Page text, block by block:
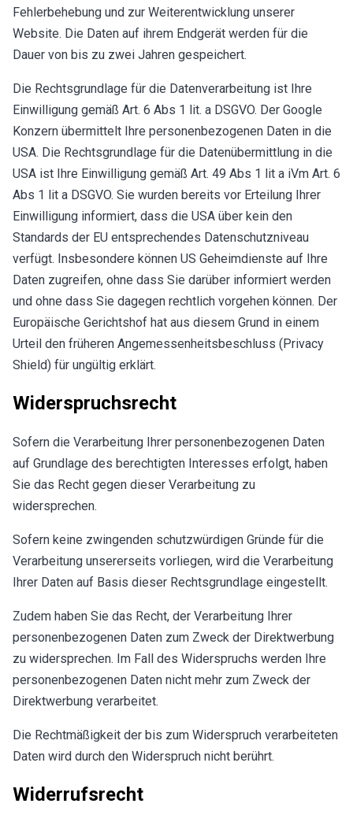
Fehlerbehebung und zur Weiterentwicklung unserer
Website. Die Daten auf ihrem Endgerät werden für die
Dauer von bis zu zwei Jahren gespeichert.
Die Rechtsgrundlage für die Datenverarbeitung ist Ihre
Einwilligung gemäß Art. 6 Abs 1 lit. a DSGVO. Der Google
Konzern übermittelt Ihre personenbezogenen Daten in die
USA. Die Rechtsgrundlage für die Datenübermittlung in die
USA ist Ihre Einwilligung gemäß Art. 49 Abs 1 lit a iVm Art. 6
Abs 1 lit a DSGVO. Sie wurden bereits vor Erteilung Ihrer
Einwilligung informiert, dass die USA über kein den
Standards der EU entsprechendes Datenschutzniveau
verfügt. Insbesondere können US Geheimdienste auf Ihre
Daten zugreifen, ohne dass Sie darüber informiert werden
und ohne dass Sie dagegen rechtlich vorgehen können. Der
Europäische Gerichtshof hat aus diesem Grund in einem
Urteil den früheren Angemessenheitsbeschluss (Privacy
Shield) für ungültig erklärt.
Widerspruchsrecht
Sofern die Verarbeitung Ihrer personenbezogenen Daten
auf Grundlage des berechtigten Interesses erfolgt, haben
Sie das Recht gegen dieser Verarbeitung zu
widersprechen.
Sofern keine zwingenden schutzwürdigen Gründe für die
Verarbeitung unsererseits vorliegen, wird die Verarbeitung
Ihrer Daten auf Basis dieser Rechtsgrundlage eingestellt.
Zudem haben Sie das Recht, der Verarbeitung Ihrer
personenbezogenen Daten zum Zweck der Direktwerbung
zu widersprechen. Im Fall des Widerspruchs werden Ihre
personenbezogenen Daten nicht mehr zum Zweck der
Direktwerbung verarbeitet.
Die Rechtmäßigkeit der bis zum Widerspruch verarbeiteten
Daten wird durch den Widerspruch nicht berührt.
Widerrufsrecht